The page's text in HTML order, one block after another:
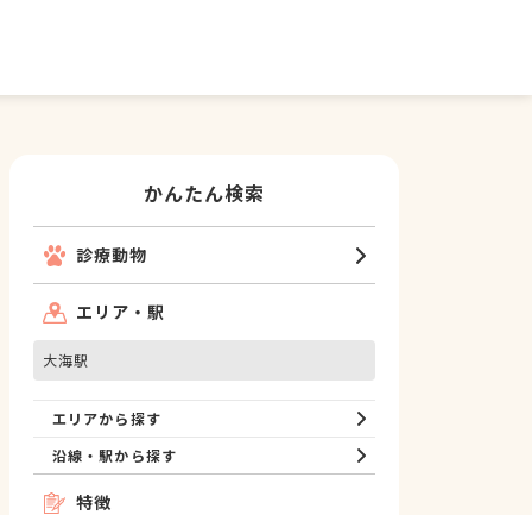
かんたん検索
診療動物
エリア・駅
大海駅
エリアから探す
沿線・駅から探す
特徴